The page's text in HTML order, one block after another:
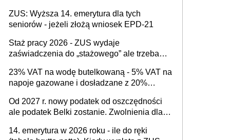
budynków i lokali związanych z
prowadzeniem działalności gospodarczej
ZUS: Wyższa 14. emerytura dla tych
seniorów - jeżeli złożą wniosek EPD-21
Staż pracy 2026 - ZUS wydaje
zaświadczenia do „stażowego” ale trzeba
sprzed 1999 roku). Jak odebrać
zaświadczenie z ZUS?
23% VAT na wodę butelkowaną - 5% VAT na
napoje gazowane i dosładzane z 20%
podatkowy dyskryminuje wodę a nie
niezdrowe napoje?
Od 2027 r. nowy podatek od oszczędności
ale podatek Belki zostanie. Zwolnienia dla
tys. zł - w zależności od rodzaju aktywów
14. emerytura w 2026 roku - ile do ręki